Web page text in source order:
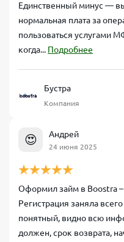
Единственный минус —
нормальная плата за
пользоваться услугами
когда... Подробнее
Бустра
Компания
😍 Андрей
24 июня 2025
Оформил займ в Boostra
Регистрация заняла
понятный, видно всю
должен, срок возврата,